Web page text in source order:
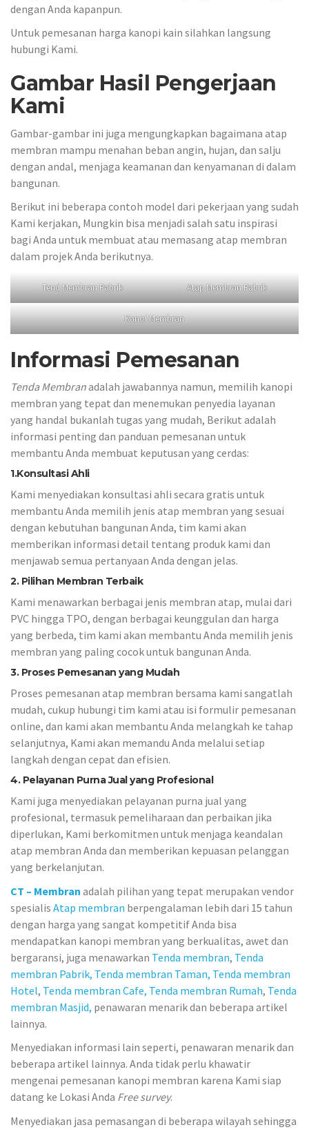
dengan Anda kapanpun.
Untuk pemesanan harga kanopi kain silahkan langsung
hubungi Kami.
Gambar Hasil Pengerjaan
Kami
Gambar-gambar ini juga mengungkapkan bagaimana atap
membran mampu menahan beban angin, hujan, dan salju
dengan andal, menjaga keamanan dan kenyamanan di dalam
bangunan.
Berikut ini beberapa contoh model dari pekerjaan yang sudah
Kami kerjakan, Mungkin bisa menjadi salah satu inspirasi
bagi Anda untuk membuat atau memasang atap membran
dalam projek Anda berikutnya.
Tend Membran Pabrik Atap Membran Pabrik
Kanoi Membran
Informasi Pemesanan
Tenda Membranadalah jawabannya namun, memilih kanopi
membran yang tepat dan menemukan penyedia layanan
yang handal bukanlah tugas yang mudah, Berikut adalah
informasi penting dan panduan pemesanan untuk
membantu Anda membuat keputusan yang cerdas:
1.Konsultasi Ahli
Kami menyediakan konsultasi ahli secara gratis untuk
membantu Anda memilih jenis atap membran yang sesuai
dengan kebutuhan bangunan Anda, tim kami akan
memberikan informasi detail tentang produk kami dan
menjawab semua pertanyaan Anda dengan jelas.
2. Pilihan Membran Terbaik
Kami menawarkan berbagai jenis membran atap, mulai dari
PVC hingga TPO, dengan berbagai keunggulan dan harga
yang berbeda, tim kami akan membantu Anda memilih jenis
membran yang paling cocok untuk bangunan Anda.
3. Proses Pemesanan yang Mudah
Proses pemesanan atap membran bersama kami sangatlah
mudah, cukup hubungi tim kami atau isi formulir pemesanan
online, dan kami akan membantu Anda melangkah ke tahap
selanjutnya, Kami akan memandu Anda melalui setiap
langkah dengan cepat dan efisien.
4. Pelayanan Purna Jual yang Profesional
Kami juga menyediakan pelayanan purna jual yang
profesional, termasuk pemeliharaan dan perbaikan jika
diperlukan, Kami berkomitmen untuk menjaga keandalan
atap membran Anda dan memberikan kepuasan pelanggan
yang berkelanjutan.
CT – Membran adalah pilihan yang tepat merupakan vendor
spesialis Atap membran berpengalaman lebih dari 15 tahun
dengan harga yang sangat kompetitif Anda bisa
mendapatkan kanopi membran yang berkualitas, awet dan
bergaransi, juga menawarkan Tenda membran, Tenda
membran Pabrik, Tenda membran Taman, Tenda membran
Hotel, Tenda membran Cafe, Tenda membran Rumah, Tenda
membran Masjid, penawaran menarik dan beberapa artikel
lainnya.
Menyediakan informasi lain seperti, penawaran menarik dan
beberapa artikel lainnya. Anda tidak perlu khawatir
mengenai pemesanan kanopi membran karena Kami siap
datang ke Lokasi Anda Free survey.
Menyediakan jasa pemasangan di beberapa wilayah sehingga